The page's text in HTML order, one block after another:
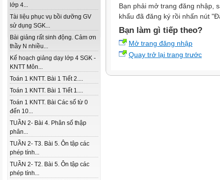
lớp 4...
Tài liệu phục vụ bồi dưỡng GV
sử dụng SGK...
Bài giảng rất sinh động. Cảm ơn
thầy N nhiều...
Kế hoạch giảng dạy lớp 4 SGK -
KNTT Môn...
Toán 1 KNTT. Bài 1 Tiết 2....
Toán 1 KNTT. Bài 1 Tiết 1....
Toán 1 KNTT. Bài Các số từ 0
đến 10...
TUẦN 2- Bài 4. Phân số thập
phân...
TUẦN 2- T3. Bài 5. Ôn tập các
phép tính...
TUẦN 2- T2. Bài 5. Ôn tập các
phép tính...
Bạn phải mở trang đăng nhập,
khẩu đã đăng ký rồi nhấn nút
Bạn làm gì tiếp theo?
Mở trang đăng nhập
Quay trở lại trang trước